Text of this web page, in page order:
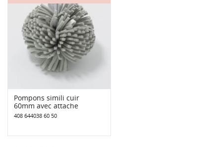
Pompons simili cuir
60mm avec attache
408 644038 60 50